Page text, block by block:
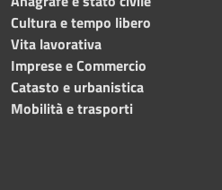
Cultura e tempo libero
Vita lavorativa
Imprese e Commercio
Catasto e urbanistica
Mobilità e trasporti